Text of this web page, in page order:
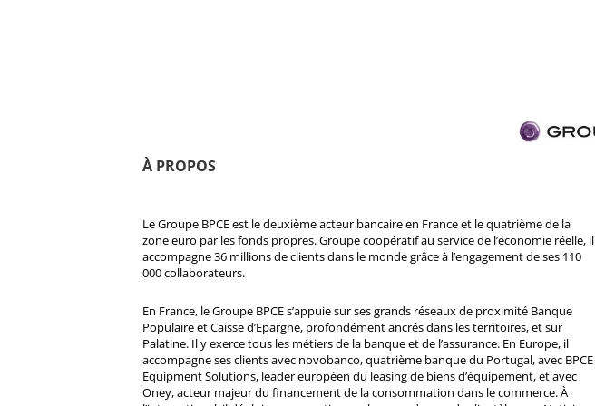
À PROPOS
Le Groupe BPCE est le deuxième acteur bancaire en France et le quatrième de la
zone euro par les fonds propres. Groupe coopératif au service de l’économie réelle, il
accompagne 36 millions de clients dans le monde grâce à l’engagement de ses 110
000 collaborateurs.
En France, le Groupe BPCE s’appuie sur ses grands réseaux de proximité Banque
Populaire et Caisse d’Epargne, profondément ancrés dans les territoires, et sur
Palatine. Il y exerce tous les métiers de la banque et de l’assurance. En Europe, il
accompagne ses clients avec novobanco, quatrième banque du Portugal, avec BPCE
Equipment Solutions, leader européen du leasing de biens d’équipement, et avec
Oney, acteur majeur du financement de la consommation dans le commerce. À